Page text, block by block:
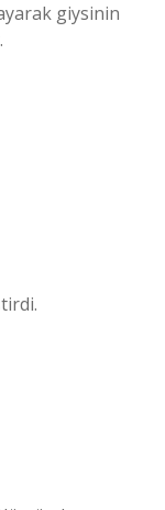
giysinin